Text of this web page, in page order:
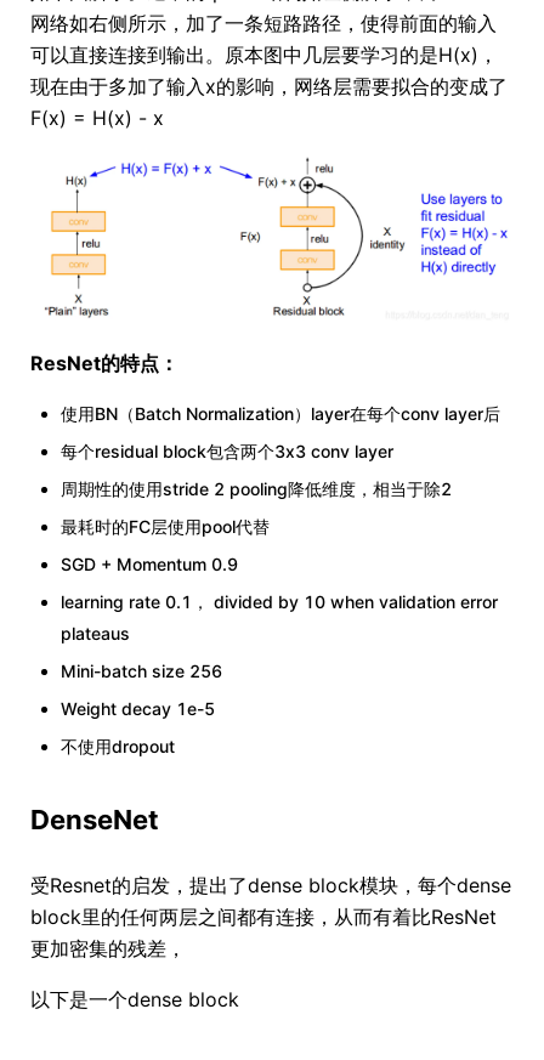
网络如右侧所示，加了一条短路路径，使得前面的输入
可以直接连接到输出。原本图中几层要学习的是H(x)，
现在由于多加了输入x的影响，网络层需要拟合的变成了
F(x) = H(x) - x
ResNet的特点：
使用BN（Batch Normalization）layer在每个conv layer后
每个residual block包含两个3x3 conv layer
周期性的使用stride 2 pooling降低维度，相当于除2
最耗时的FC层使用pool代替
SGD + Momentum 0.9
learning rate 0.1， divided by 10 when validation error
plateaus
Mini-batch size 256
Weight decay 1e-5
不使用dropout
DenseNet
受Resnet的启发，提出了dense block模块，每个dense
block里的任何两层之间都有连接，从而有着比ResNet
更加密集的残差，
以下是一个dense block